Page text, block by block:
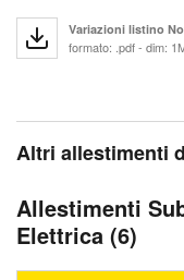
Variazioni listino
formato: .pdf - dim:
Altri allestimenti
Allestimenti
Elettrica (6)